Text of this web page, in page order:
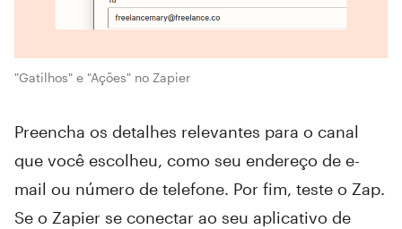
"Gatilhos" e "Ações" no Zapier
Preencha os detalhes relevantes para o canal
que você escolheu, como seu endereço de e-
mail ou número de telefone. Por fim, teste o Zap.
Se o Zapier se conectar ao seu aplicativo de